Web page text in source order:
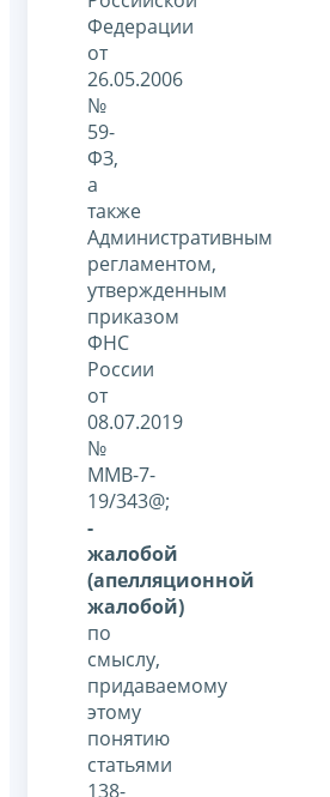
Федерации
от
26.05.2006
№
59-
ФЗ,
а
также
Административным
регламентом,
утвержденным
приказом
ФНС
России
от
08.07.2019
№
ММВ-7-
19/343@;
-
жалобой
(апелляционной
жалобой)
по
смыслу,
придаваемому
этому
понятию
статьями
138-